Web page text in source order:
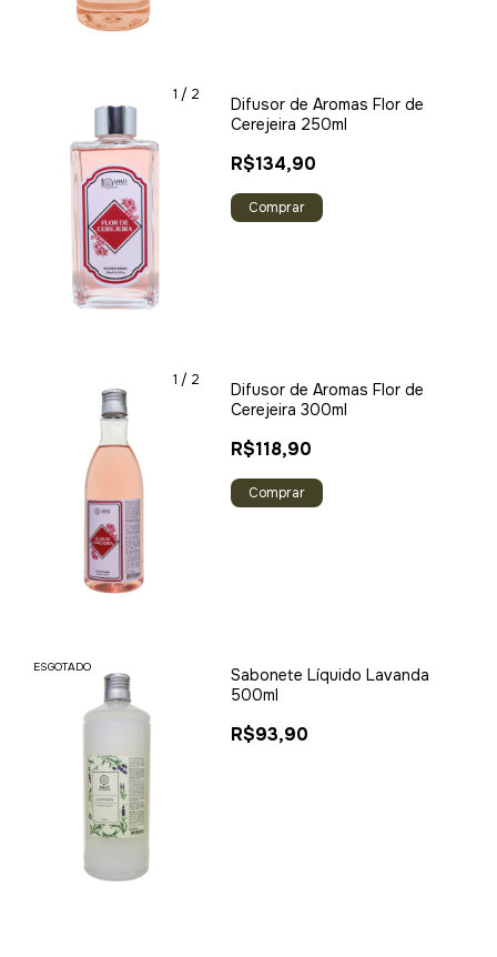
1 / 2
Difusor de Aromas Flor de
Cerejeira 250ml
R$134,90
1 / 2
Difusor de Aromas Flor de
Cerejeira 300ml
R$118,90
Comprar
ESGOTADO
Sabonete Líquido Lavanda
500ml
R$93,90